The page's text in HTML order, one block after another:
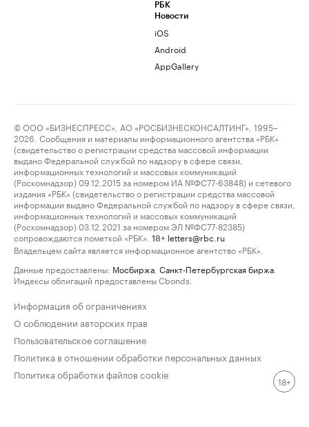
РБК
Новости
iOS
Android
AppGallery
© ООО «БИЗНЕСПРЕСС», АО «РОСБИЗНЕСКОНСАЛТИНГ», 1995–
2026. Сообщения и материалы информационного агентства «РБК»
(свидетельство о регистрации средства массовой информации
выдано Федеральной службой по надзору в сфере связи,
информационных технологий и массовых коммуникаций
(Роскомнадзор) 09.12.2015 за номером ИА №ФС77-63848) и сетевого
издания «РБК» (свидетельство о регистрации средства массовой
информации выдано Федеральной службой по надзору в сфере связи,
информационных технологий и массовых коммуникаций
(Роскомнадзор) 03.12.2021 за номером ЭЛ №ФС77-82385)
сопровождаются пометкой «РБК».
18+ letters@rbc.ru
Владельцем сайта является информационное агентство «РБК».
Данные предоставлены: Мосбиржа Санкт-Петербургская биржа
Индексы облигаций предоставлены Cbonds.
Информация об ограничениях
О соблюдении авторских прав
Пользовательское соглашение
Политика в отношении обработки персональных данных
Политика обработки файлов cookie
18+